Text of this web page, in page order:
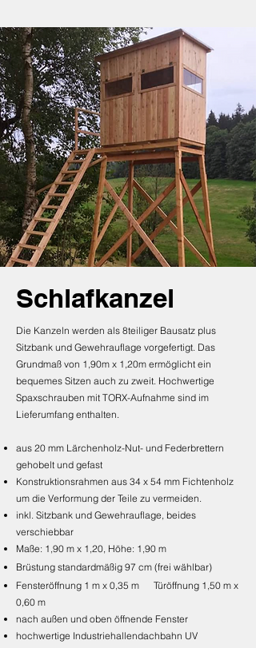
Schlafkanzel
Die Kanzeln werden als 8teiliger Bausatz plus
Sitzbank und Gewehrauflage vorgefertigt. Das
Grundmaß von 1,90m x 1,20m ermöglicht ein
bequemes Sitzen auch zu zweit. Hochwertige
Spaxschrauben mit TORX-Aufnahme sind im
Lieferumfang enthalten.
aus 20 mm Lärchenholz-Nut- und Federbrettern
gehobelt und gefast
Konstruktionsrahmen aus 34 x 54 mm Fichtenholz
um die Verformung der Teile zu vermeiden.
inkl. Sitzbank und Gewehrauflage, beides
verschiebbar
Maße: 1,90 m x 1,20, Höhe: 1,90 m
Brüstung standardmäßig 97 cm (frei wählbar)
Fensteröffnung 1 m x 0,35 m Türöffnung 1,50 m x
0,60 m
nach außen und oben öffnende Fenster
hochwertige Industriehallendachbahn UV